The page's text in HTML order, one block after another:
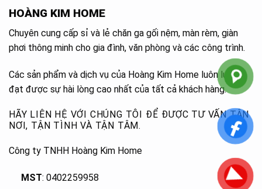
HOÀNG KIM HOME
Chuyên cung cấp sỉ và lẻ chăn ga gối nệm, màn rèm, giàn
phơi thông minh cho gia đình, văn phòng và các công trình.
Các sản phẩm và dịch vụ của Hoàng Kim Home luôn luôn
đạt được sự hài lòng cao nhất của tất cả khách hàng.
HÃY LIÊN HỆ VỚI CHÚNG TÔI ĐỂ ĐƯỢC TƯ VẤN TẬN
NƠI, TẬN TÌNH VÀ TẬN TÂM.
Công ty TNHH Hoàng Kim Home
MST: 0402259958